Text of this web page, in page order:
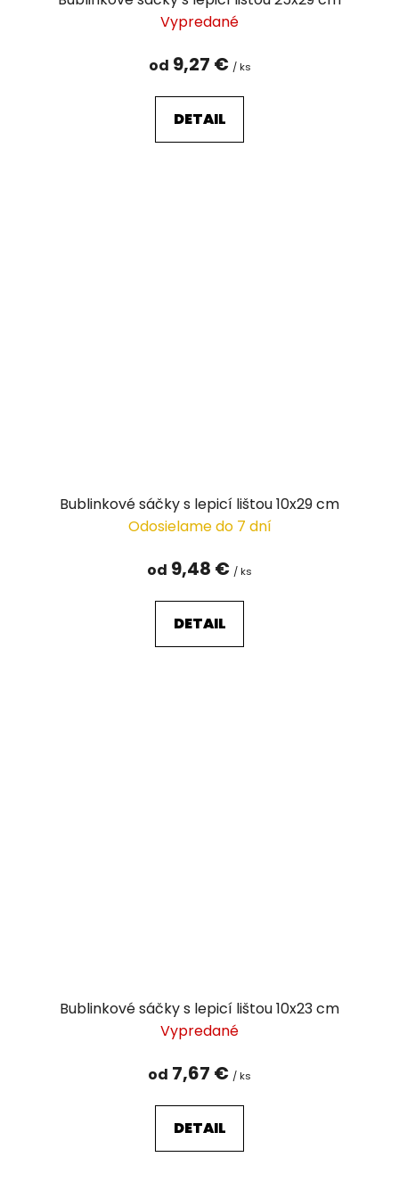
Vypredané
od 9,27 € / ks
DETAIL
Bublinkové sáčky s lepicí lištou 10x29 cm
Odosielame do 7 dní
od 9,48 € / ks
DETAIL
Bublinkové sáčky s lepicí lištou 10x23 cm
Vypredané
od 7,67 € / ks
DETAIL